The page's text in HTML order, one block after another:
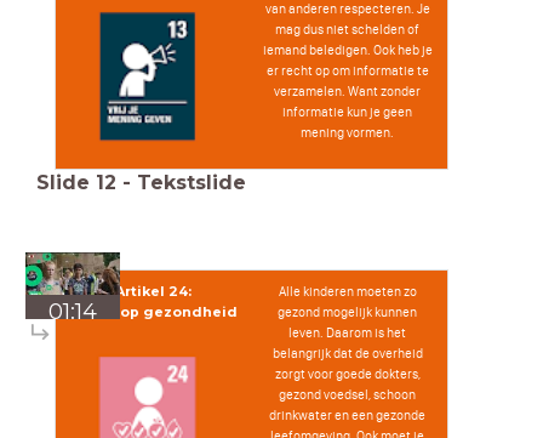
van anderen respecteren. Je
mag dus niet schelden of
iemand beledigen. Ook heb je
er recht op om informatie te
verzamelen. Want zonder
informatie kun je geen
mening vormen.
Slide 12 - Tekstslide
01:14
Artikel 24:
Recht op gezondheid
Alle kinderen moeten zo
gezond mogelijk kunnen
leven. Daarom is het
belangrijk dat de overheid
zorgt voor goede dokters,
gezond voedsel, schoon
drinkwater en een gezonde